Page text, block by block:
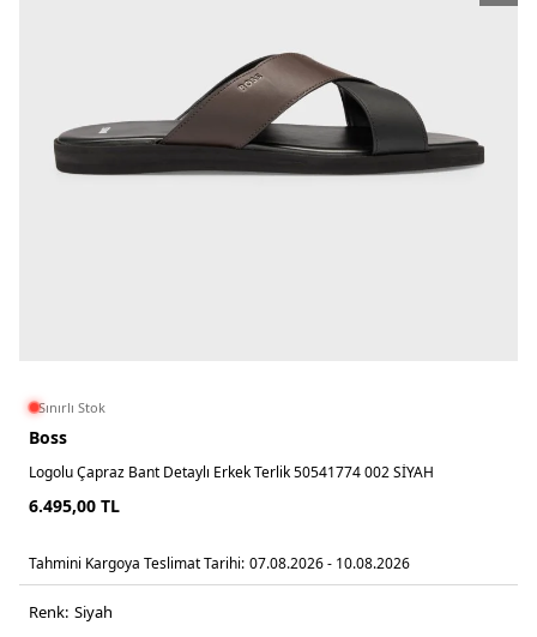
Sınırlı Stok
Boss
Logolu Çapraz Bant Detaylı Erkek Terlik 50541774 002 SİYAH
6.495,00 TL
Tahmini Kargoya Teslimat Tarihi: 07.08.2026 - 10.08.2026
Renk: si̇yah